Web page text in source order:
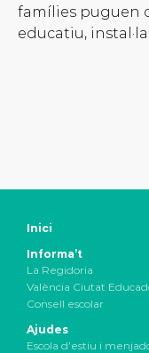
famílies puguen
educatiu,
Inici
Informa’t
La Regidoria
València Ciutat
Consell escolar
Ajudes
Escola d’estiu i